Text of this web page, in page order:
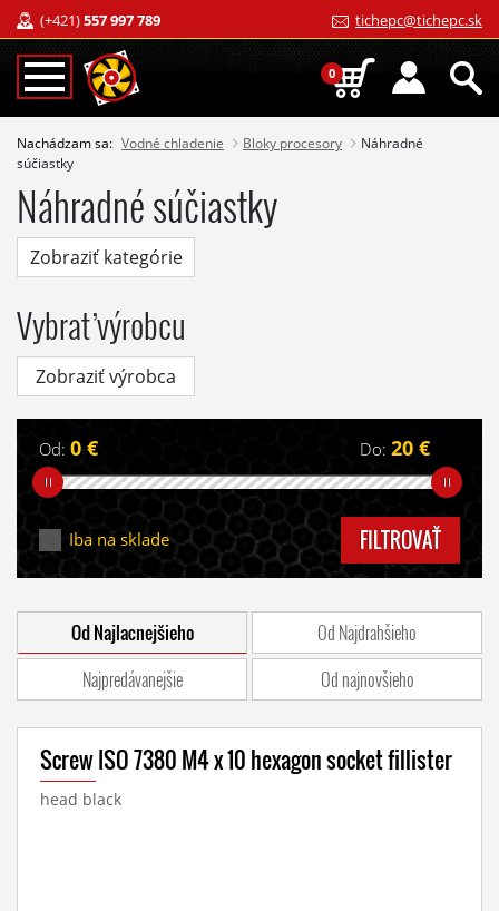
(+421)557 997 789 tichepc@tichepc.sk
0
Nachádzam sa: Vodné chladenie Bloky procesory
Náhradné
súčiastky
Náhradné súčiastky
Zobraziť kategórie
Vybrať výrobcu
Zobraziť výrobca
Od: 0 € Do: 20 €
Iba na sklade FILTROVAŤ
Od Najlacnejšieho
Od Najdrahšieho
Najpredávanejšie
Od najnovšieho
Screw ISO 7380 M4 x 10 hexagon socket fillister
head black